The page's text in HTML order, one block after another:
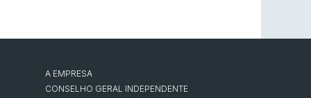
A EMPRESA
CONSELHO GERAL INDEPENDENTE